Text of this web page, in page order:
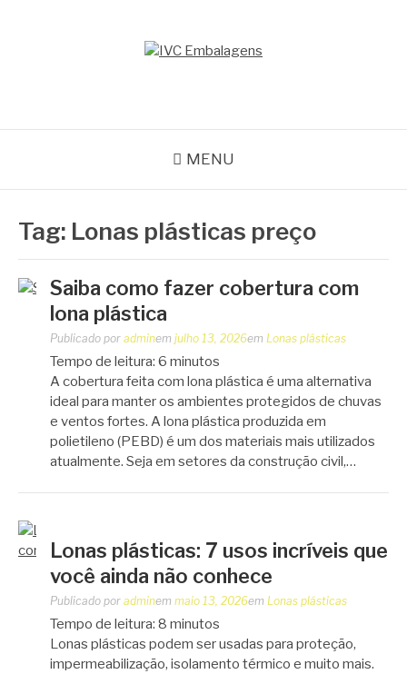
MENU
Tag: Lonas plásticas preço
Saiba como fazer cobertura com
lona plástica
Publicado por adminem julho 13, 2026em Lonas plásticas
Tempo de leitura: 6 minutos
A cobertura feita com lona plástica é uma alternativa
ideal para manter os ambientes protegidos de chuvas
e ventos fortes. A lona plástica produzida em
polietileno (PEBD) é um dos materiais mais utilizados
atualmente. Seja em setores da construção civil,…
Lonas plásticas: 7 usos incríveis que
você ainda não conhece
Publicado por adminem maio 13, 2026em Lonas plásticas
Tempo de leitura: 8 minutos
Lonas plásticas podem ser usadas para proteção,
impermeabilização, isolamento térmico e muito mais.